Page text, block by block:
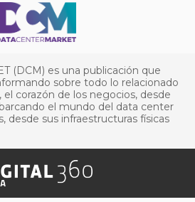
(DCM) es una publicación que
sobre todo lo relacionado
corazón de los negocios, desde
el mundo del data center
desde sus infraestructuras físicas